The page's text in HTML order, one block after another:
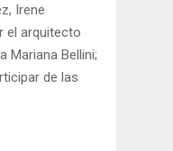
Irene
el arquitecto
Mariana Bellini;
de las